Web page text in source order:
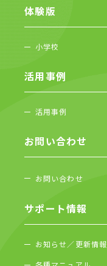
体験版
小学校
活用事例
活用事例
お問い合わせ
お問い合わせ
サポート情報
お知らせ／更新情報